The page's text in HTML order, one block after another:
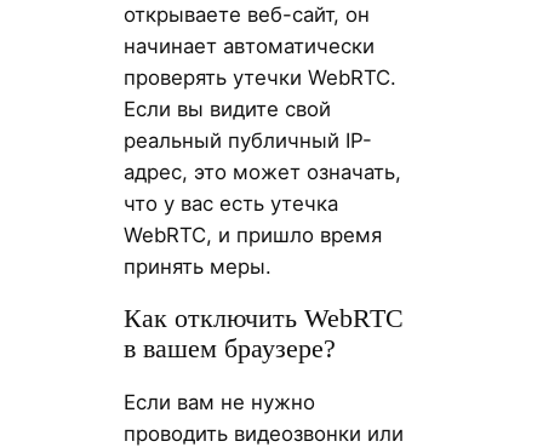
открываете веб-сайт, он
начинает автоматически
проверять утечки WebRTC.
Если вы видите свой
реальный публичный IP-
адрес, это может означать,
что у вас есть утечка
WebRTC, и пришло время
принять меры.
Как отключить WebRTC
в вашем браузере?
Если вам не нужно
проводить видеозвонки или